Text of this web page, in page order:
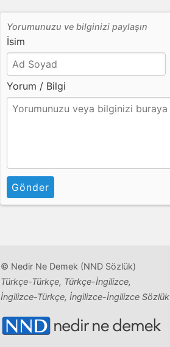
Yorumunuzu ve bilginizi paylaşın
İsim
Yorum / Bilgi
Gönder
© Nedir Ne Demek (NND Sözlük)
Türkçe-Türkçe, Türkçe-İngilizce,
İngilizce-Türkçe, İngilizce-İngilizce Sözlük